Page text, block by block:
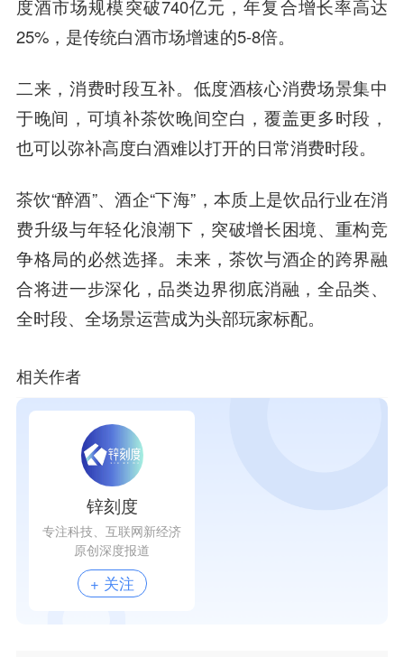
度酒市场规模突破740亿元，年复合增长率高达
25%，是传统白酒市场增速的5-8倍。
二来，消费时段互补。低度酒核心消费场景集中
于晚间，可填补茶饮晚间空白，覆盖更多时段，
也可以弥补高度白酒难以打开的日常消费时段。
茶饮“醉酒”、酒企“下海”，本质上是饮品行业在消
费升级与年轻化浪潮下，突破增长困境、重构竞
争格局的必然选择。未来，茶饮与酒企的跨界融
合将进一步深化，品类边界彻底消融，全品类、
全时段、全场景运营成为头部玩家标配。
相关作者
锌刻度
专注科技、互联网新经济
原创深度报道
+ 关注